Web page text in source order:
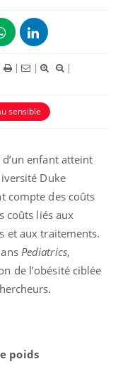
| |
|
sensible
enfant atteint
Duke
compte des coûts
coûts liés aux
et aux traitements.
Pediatrics,
de l’obésité ciblée
poids